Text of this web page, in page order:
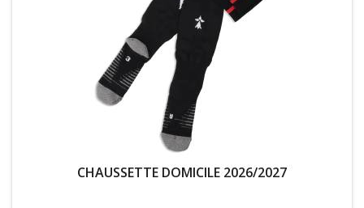
CHAUSSETTE DOMICILE 2026/2027